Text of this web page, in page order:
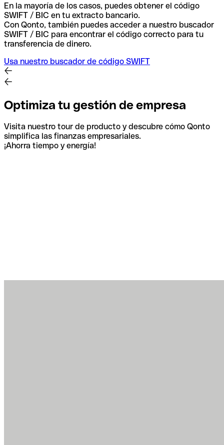
En la mayoría de los casos, puedes obtener el código
SWIFT / BIC en tu extracto bancario.
Con Qonto, también puedes acceder a nuestro buscador
SWIFT / BIC para encontrar el código correcto para tu
transferencia de dinero.
Usa nuestro buscador de código SWIFT
Optimiza tu gestión de empresa
Visita nuestro tour de producto y descubre cómo Qonto
simplifica las finanzas empresariales.
¡Ahorra tiempo y energía!